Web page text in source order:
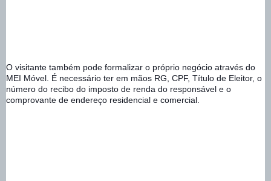
O visitante também pode formalizar o próprio negócio através do
MEI Móvel. É necessário ter em mãos RG, CPF, Título de Eleitor, o
número do recibo do imposto de renda do responsável e o
comprovante de endereço residencial e comercial.